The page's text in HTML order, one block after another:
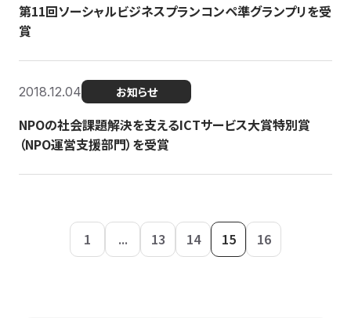
第11回ソーシャルビジネスプランコンペ準グランプリを受
賞
2018.12.04 お知らせ
NPOの社会課題解決を支えるICTサービス大賞特別賞
（NPO運営支援部門）を受賞
1 ... 13 14 15 16